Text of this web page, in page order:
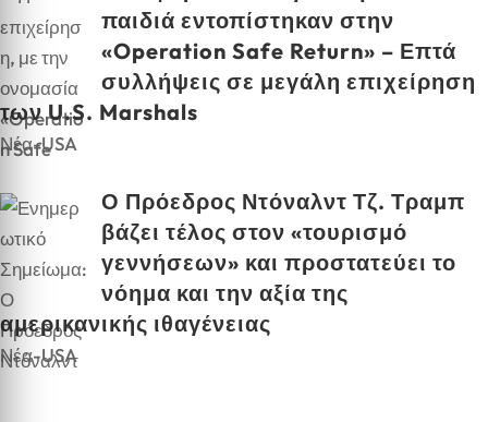
παιδιά εντοπίστηκαν στην
«Operation Safe Return» – Επτά
συλλήψεις σε μεγάλη επιχείρηση
των U.S. Marshals
Νέα-USA
Ο Πρόεδρος Ντόναλντ Τζ. Τραμπ
βάζει τέλος στον «τουρισμό
γεννήσεων» και προστατεύει το
νόημα και την αξία της
αμερικανικής ιθαγένειας
Νέα-USA